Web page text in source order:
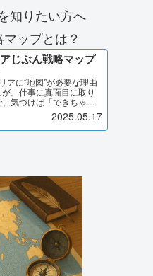
知りたい方へ
ップとは？
じぶん戦略マップ
アに“地図”が必要な理由
、仕事に真面目に取り
気づけば「できちゃっ
ア」になっていません
れた役割に応え続けて
のポジションにいた評
2025.05.17